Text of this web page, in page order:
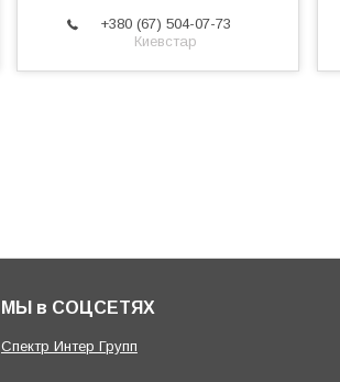
+380 (67) 504-07-73
Киевстар
МЫ в СОЦСЕТЯХ
Спектр Интер Групп